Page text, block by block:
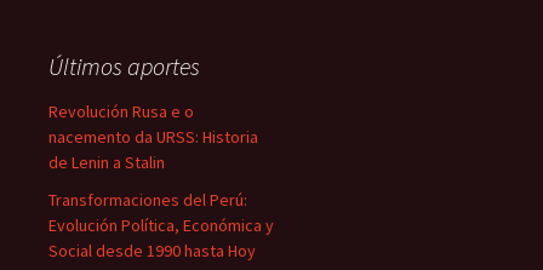
Últimos aportes
Revolución Rusa e o
nacemento da URSS: Historia
de Lenin a Stalin
Transformaciones del Perú:
Evolución Política, Económica y
Social desde 1990 hasta Hoy